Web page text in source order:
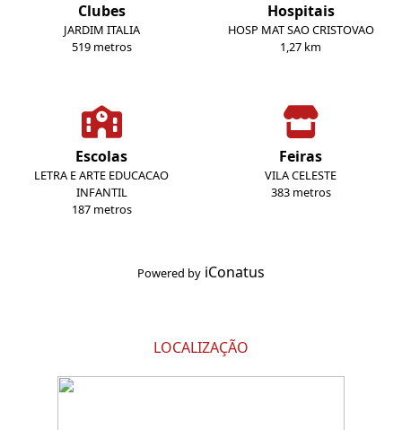
Clubes
JARDIM ITALIA
519 metros
Hospitais
HOSP MAT SAO CRISTOVAO
1,27 km
Escolas
LETRA E ARTE EDUCACAO
INFANTIL
187 metros
Feiras
VILA CELESTE
383 metros
Powered by iConatus
LOCALIZAÇÃO